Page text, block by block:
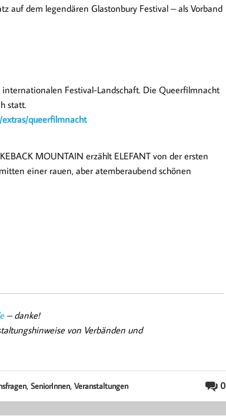
auf dem legendären Glastonbury Festival – als Vorband
Festival-Landschaft. Die Queerfilmnacht
statt.
queerfilmnacht
MOUNTAIN erzählt ELEFANT von der ersten
einer rauen, aber atemberaubend schönen
– danke!
von Verbänden und
0
, SeniorInnen, Veranstaltungen